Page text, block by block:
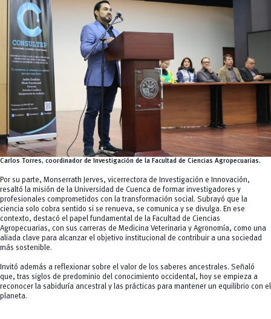
Carlos Torres, coordinador de Investigación de la Facultad de Ciencias Agropecuarias.
Por su parte, Monserrath Jerves, vicerrectora de Investigación e Innovación,
resaltó la misión de la Universidad de Cuenca de formar investigadores y
profesionales comprometidos con la transformación social. Subrayó que la
ciencia solo cobra sentido si se renueva, se comunica y se divulga. En ese
contexto, destacó el papel fundamental de la Facultad de Ciencias
Agropecuarias, con sus carreras de Medicina Veterinaria y Agronomía, como una
aliada clave para alcanzar el objetivo institucional de contribuir a una sociedad
más sostenible.
Invitó además a reflexionar sobre el valor de los saberes ancestrales. Señaló
que, tras siglos de predominio del conocimiento occidental, hoy se empieza a
reconocer la sabiduría ancestral y las prácticas para mantener un equilibrio con el
planeta.